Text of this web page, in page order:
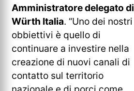
Amministratore delegato di
Würth Italia. “Uno dei nostri
obbiettivi è quello di
continuare a investire nella
creazione di nuovi canali di
contatto sul territorio